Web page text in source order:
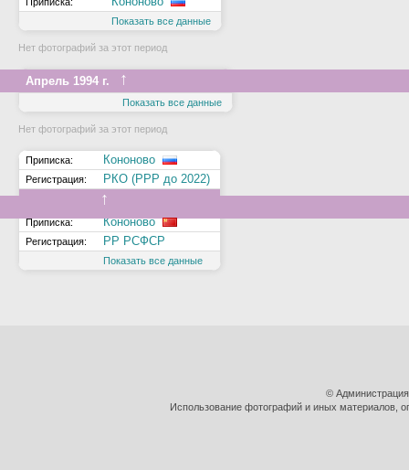
Показать все данные
Нет фотографий за этот период
Апрель 1994 г. ↑
Показать все данные
Нет фотографий за этот период
Приписка: Кононово
Регистрация: РКО (РРР до 2022)
↑
Приписка: Кононово
Регистрация: РР РСФСР
Показать все данные
©
Использование фотографий и иных материалов,